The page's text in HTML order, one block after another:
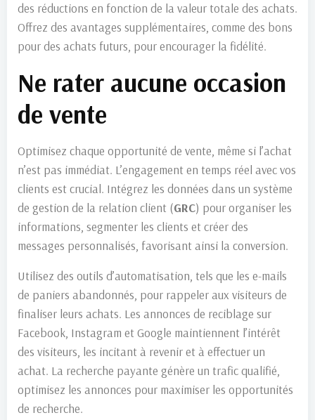
des réductions en fonction de la valeur totale des achats.
Offrez des avantages supplémentaires, comme des bons
pour des achats futurs, pour encourager la fidélité.
Ne rater aucune occasion
de vente
Optimisez chaque opportunité de vente, même si l’achat
n’est pas immédiat. L’engagement en temps réel avec vos
clients est crucial. Intégrez les données dans un système
de gestion de la relation client (GRC) pour organiser les
informations, segmenter les clients et créer des
messages personnalisés, favorisant ainsi la conversion.
Utilisez des outils d’automatisation, tels que les e-mails
de paniers abandonnés, pour rappeler aux visiteurs de
finaliser leurs achats. Les annonces de reciblage sur
Facebook, Instagram et Google maintiennent l’intérêt
des visiteurs, les incitant à revenir et à effectuer un
achat. La recherche payante génère un trafic qualifié,
optimisez les annonces pour maximiser les opportunités
de recherche.